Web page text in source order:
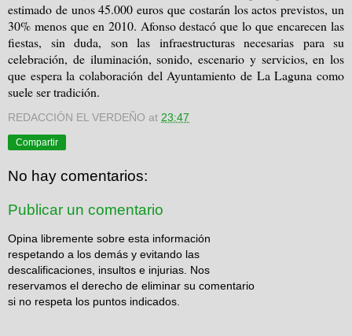
estimado de unos 45.000 euros que costarán los actos previstos, un
30% menos que en 2010. Afonso destacó que lo que encarecen las
fiestas, sin duda, son las infraestructuras necesarias para su
celebración, de iluminación, sonido, escenario y servicios, en los
que espera la colaboración del Ayuntamiento de La Laguna como
suele ser tradición.
REDACCIÓN EL VERDEÑO at 23:47
Compartir
No hay comentarios:
Publicar un comentario
Opina libremente sobre esta información
respetando a los demás y evitando las
descalificaciones, insultos e injurias. Nos
reservamos el derecho de eliminar su comentario
si no respeta los puntos indicados.